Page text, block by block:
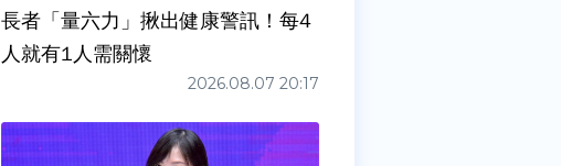
長者「量六力」揪出健康警訊！每4
人就有1人需關懷
2026.08.07 20:17